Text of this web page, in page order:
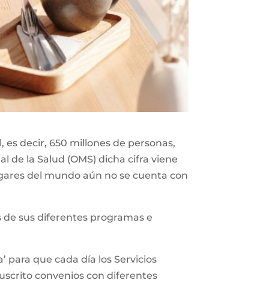
es decir, 650 millones de personas,
de la Salud (OMS) dicha cifra viene
del mundo aún no se cuenta con
de sus diferentes programas e
para que cada día los Servicios
convenios con diferentes